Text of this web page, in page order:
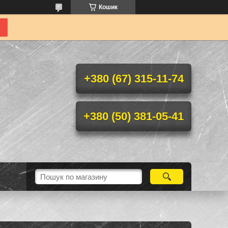
Кошик
+380 (67) 315-11-74
+380 (50) 381-05-41